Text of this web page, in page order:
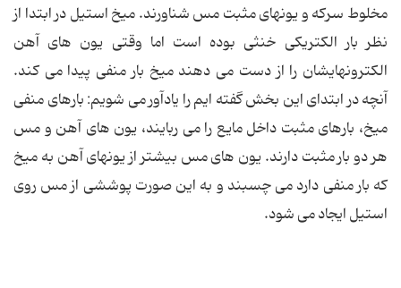
مخلوط سرکه و یون‏های مثبت مس شناورند. میخ استیل در ابتدا از
نظر بار الکتریکی خنثی بوده است اما وقتی یون های آهن
الکترون‏هایشان را از دست می دهند میخ بار منفی پیدا می کند.
آن‏چه در ابتدای این بخش گفته ایم را یادآور می شویم: بارهای منفی
میخ، بارهای مثبت داخل مایع را می ربایند، یون های آهن و مس
هر دو بار مثبت دارند. یون های مس بیشتر از یون‏های آهن به میخ
که بار منفی دارد می چسبند و به این صورت پوششی از مس روی
استیل ایجاد می شود.